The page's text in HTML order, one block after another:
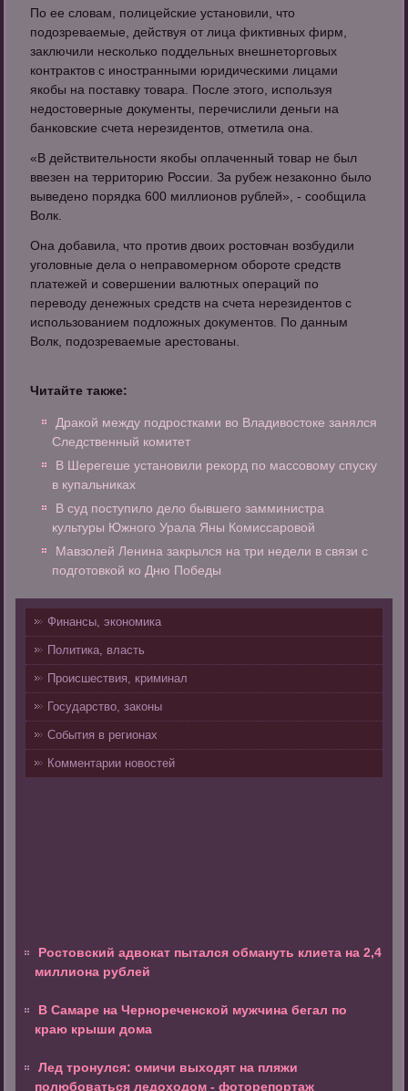
По ее словам, полицейские установили, что
подозреваемые, действуя от лица фиктивных фирм,
заключили несколько поддельных внешнеторговых
контрактов с иностранными юридическими лицами
якобы на поставку товара. После этого, используя
недостоверные документы, перечислили деньги на
банковские счета нерезидентов, отметила она.
«В действительности якобы оплаченный товар не был
ввезен на территорию России. За рубеж незаконно было
выведено порядка 600 миллионов рублей», - сообщила
Волк.
Она добавила, что против двоих ростовчан возбудили
уголовные дела о неправомерном обороте средств
платежей и совершении валютных операций по
переводу денежных средств на счета нерезидентов с
использованием подложных документов. По данным
Волк, подозреваемые арестованы.
Читайте также:
Дракой между подростками во Владивостоке занялся
Следственный комитет
В Шерегеше установили рекорд по массовому спуску
в купальниках
В суд поступило дело бывшего замминистра
культуры Южного Урала Яны Комиссаровой
Мавзолей Ленина закрылся на три недели в связи с
подготовкой ко Дню Победы
Финансы, экономика
Политика, власть
Происшествия, криминал
Государство, законы
События в регионах
Комментарии новостей
Ростовский адвокат пытался обмануть клиета на 2,4
миллиона рублей
В Самаре на Чернореченской мужчина бегал по
краю крыши дома
Лед тронулся: омичи выходят на пляжи
полюбоваться ледоходом - фоторепортаж